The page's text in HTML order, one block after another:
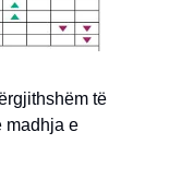
të
madhja e